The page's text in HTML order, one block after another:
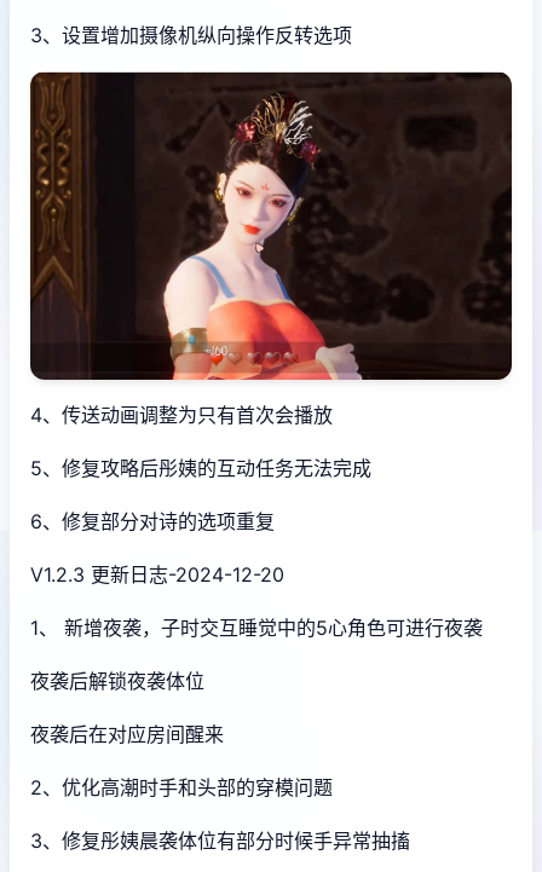
3、设置增加摄像机纵向操作反转选项
4、传送动画调整为只有首次会播放
5、修复攻略后彤姨的互动任务无法完成
6、修复部分对诗的选项重复
V1.2.3 更新日志-2024-12-20
1、 新增夜袭，子时交互睡觉中的5心角色可进行夜袭
夜袭后解锁夜袭体位
夜袭后在对应房间醒来
2、优化高潮时手和头部的穿模问题
3、修复彤姨晨袭体位有部分时候手异常抽搐